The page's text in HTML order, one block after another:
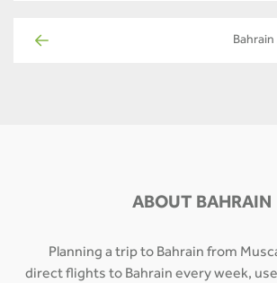
ABOUT BAHRAIN
Planning a trip to Bahrain from
direct flights to Bahrain every week,